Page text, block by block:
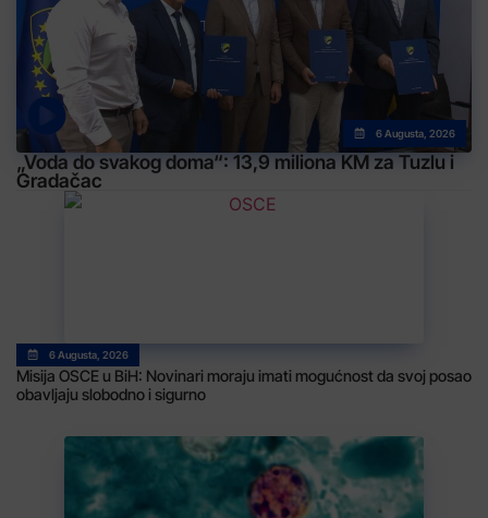
6 Augusta, 2026
„Voda do svakog doma“: 13,9 miliona KM za Tuzlu i
Gradačac
6 Augusta, 2026
Misija OSCE u BiH: Novinari moraju imati mogućnost da svoj posao
obavljaju slobodno i sigurno